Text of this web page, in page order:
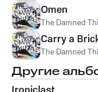
Omen
The Damned
Carry a
The Damned
Другие